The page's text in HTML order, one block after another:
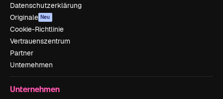
Datenschutzerklärung
Originale Neu
Cookie-Richtlinie
Vertrauenszentrum
Partner
Unternehmen
Unternehmen